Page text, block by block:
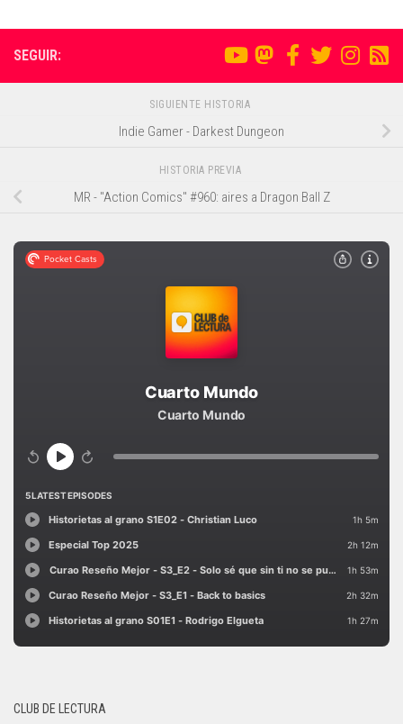
SEGUIR:
SIGUIENTE HISTORIA
Indie Gamer - Darkest Dungeon
HISTORIA PREVIA
MR - "Action Comics" #960: aires a Dragon Ball Z
CLUB DE LECTURA